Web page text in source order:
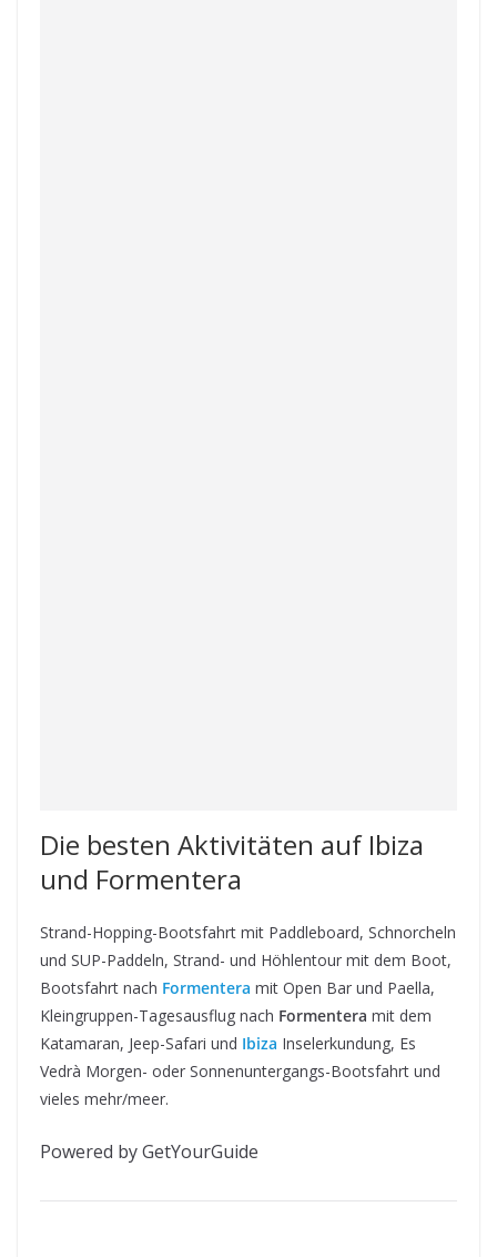
Die besten Aktivitäten auf Ibiza
und Formentera
Strand-Hopping-Bootsfahrt mit Paddleboard, Schnorcheln
und SUP-Paddeln, Strand- und Höhlentour mit dem Boot,
Bootsfahrt nach Formentera mit Open Bar und Paella,
Kleingruppen-Tagesausflug nach Formentera mit dem
Katamaran, Jeep-Safari und Ibiza Inselerkundung, Es
Vedrà Morgen- oder Sonnenuntergangs-Bootsfahrt und
vieles mehr/meer.
Powered by GetYourGuide